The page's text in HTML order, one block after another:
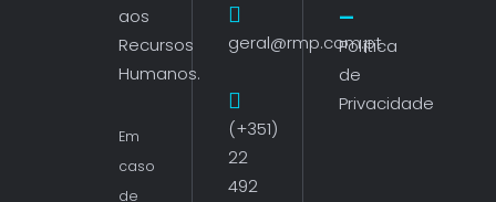
aos
Recursos
Humanos.
Em
caso
de
geral@rmp.com.pt
(+351)
22
492
Política
de
Privacidade